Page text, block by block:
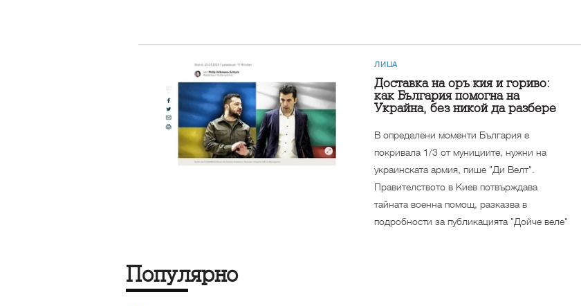
ЛИЦА
Доставка на оръжия и гориво:
как България помогна на
Украйна, без никой да разбере
В определени моменти България е
покривала 1/3 от мунициите, нужни на
украинската армия, пише "Ди Велт".
Правителството в Киев потвърждава
тайната военна помощ, разказва в
подробности за публикацията "Дойче веле"
Популярно